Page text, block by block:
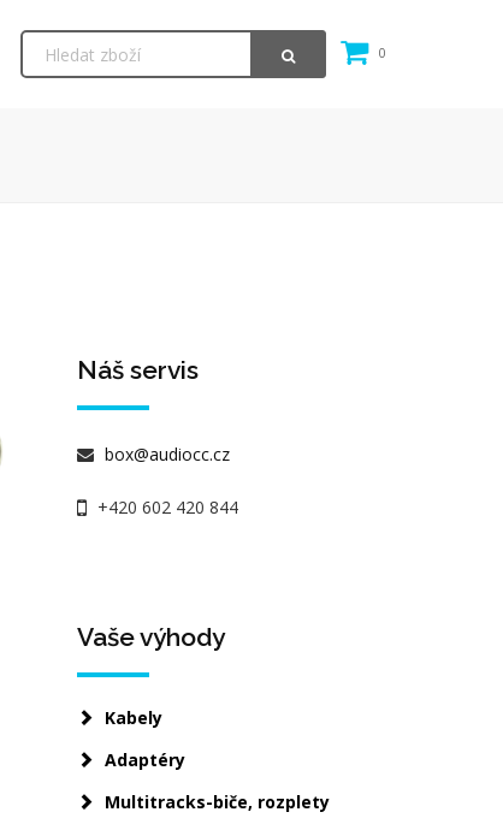
0
Náš servis
box@audiocc.cz
+420 602 420 844
Vaše výhody
Kabely
Adaptéry
Multitracks-biče, rozplety